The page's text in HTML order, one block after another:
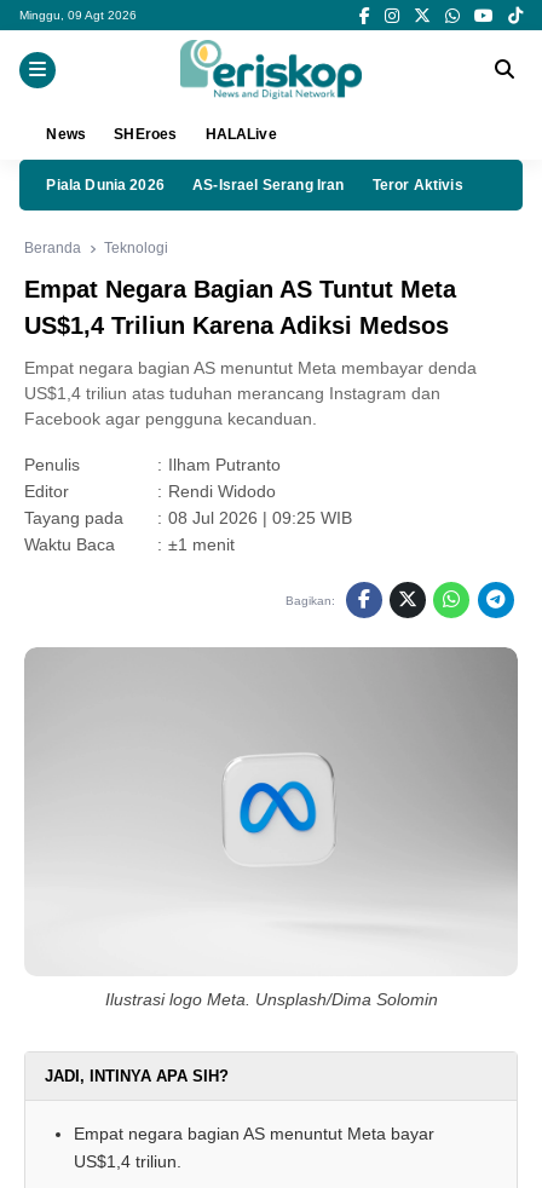
Minggu, 09 Agt 2026
News SHEroes HALALive
Piala Dunia 2026 AS-Israel Serang Iran Teror Aktivis
Beranda Teknologi
Empat Negara Bagian AS Tuntut Meta
US$1,4 Triliun Karena Adiksi Medsos
Empat negara bagian AS menuntut Meta membayar denda
US$1,4 triliun atas tuduhan merancang Instagram dan
Facebook agar pengguna kecanduan.
Penulis : Ilham Putranto
Editor
: Rendi Widodo
Tayang pada
: 08 Jul 2026 | 09:25 WIB
Waktu Baca
: ±1 menit
Bagikan:
Ilustrasi logo Meta. Unsplash/Dima Solomin
JADI, INTINYA APA SIH?
Empat negara bagian AS menuntut Meta bayar
US$1,4 triliun.